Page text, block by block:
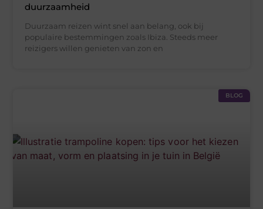
duurzaamheid
Duurzaam reizen wint snel aan belang, ook bij
populaire bestemmingen zoals Ibiza. Steeds meer
reizigers willen genieten van zon en
BLOG